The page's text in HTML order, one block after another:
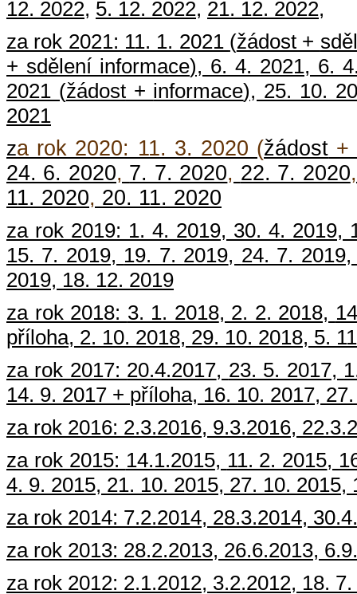
12. 2022, 5. 12. 2022, 21. 12. 2022,
za rok 2021: 11. 1. 2021 (žádost+
+ sdělení informace), 6. 4. 2021, 6.
2021 (žádost+ informace), 25. 10.
2021
za rok 2020: 11. 3. 2020 (žádost +
24. 6. 2020, 7. 7. 2020, 22. 7. 2020
11. 2020, 20. 11. 2020
za rok 2019: 1. 4. 2019, 30. 4. 2019,
15. 7. 2019, 19. 7. 2019, 24. 7. 2019
2019, 18. 12. 2019
za rok 2018: 3. 1. 2018, 2. 2. 2018,
příloha, 2. 10. 2018, 29. 10. 2018, 5.
za rok 2017: 20.4.2017, 23. 5. 2017,
14. 9. 2017 + příloha, 16. 10. 2017,
za rok 2016: 2.3.2016, 9.3.2016,
za rok 2015: 14.1.2015, 11. 2. 2015,
4. 9. 2015, 21. 10. 2015, 27. 10. 2015,
za rok 2014: 7.2.2014, 28.3.2014,
za rok 2013: 28.2.2013, 26.6.2013,
za rok 2012: 2.1.2012, 3.2.2012, 18.